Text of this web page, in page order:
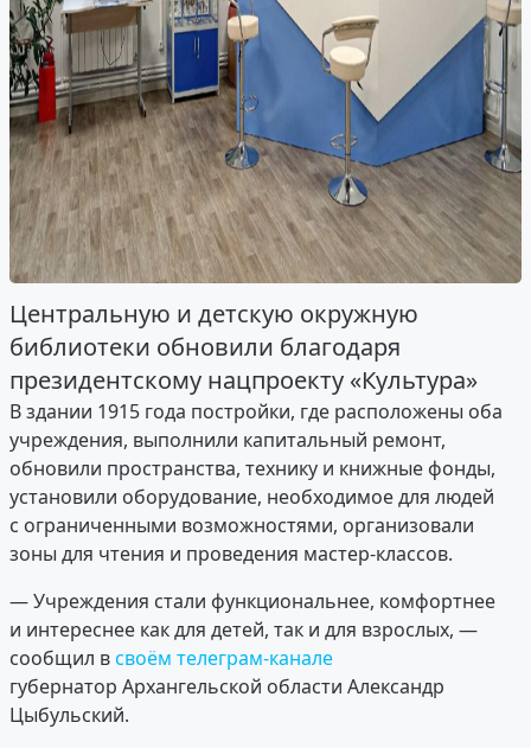
Центральную и детскую окружную
библиотеки обновили благодаря
президентскому нацпроекту «Культура»
В здании 1915 года постройки, где расположены оба
учреждения, выполнили капитальный ремонт,
обновили пространства, технику и книжные фонды,
установили оборудование, необходимое для людей
с ограниченными возможностями, организовали
зоны для чтения и проведения мастер-классов.
— Учреждения стали функциональнее, комфортнее
и интереснее как для детей, так и для взрослых, —
сообщил всвоём телеграм-канале
губернатор Архангельской области Александр
Цыбульский.